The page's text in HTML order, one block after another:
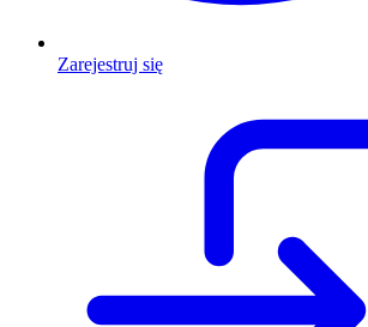
Zarejestruj się